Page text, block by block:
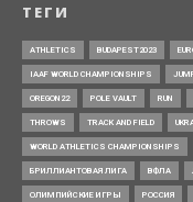
ТЕГИ
ATHLETICS BUDAPEST2023
IAAF WORLD CHAMPIONSHIPS
OREGON22 POLE VAULT RUN
THROWS TRACK AND FIELD
WORLD ATHLETICS CHAMPIONSHIPS
БРИЛЛИАНТОВАЯ ЛИГА ВФЛА
ОЛИМПИЙСКИЕ ИГРЫ РОССИЯ